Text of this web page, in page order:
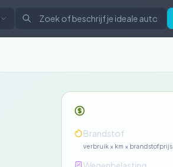
Brandstof
verbruik × km × brandstofprijs